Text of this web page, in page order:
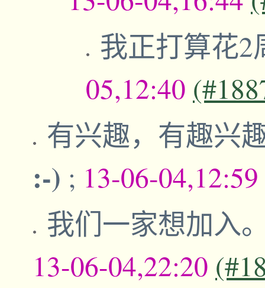
我正打算花
05,12:40
有兴趣，有趣兴
:-) ; 13-06-04,12:59
我们一家想加入
13-06-04,22:20